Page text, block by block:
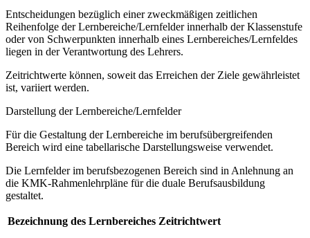
Entscheidungen bezüglich einer zweckmäßigen zeitlichen
Reihenfolge der Lernbereiche/Lernfelder innerhalb der Klassenstufe
oder von Schwerpunkten innerhalb eines Lernbereiches/Lernfeldes
liegen in der Verantwortung des Lehrers.
Zeitrichtwerte können, soweit das Erreichen der Ziele gewährleistet
ist, variiert werden.
Darstellung der Lernbereiche/Lernfelder
Für die Gestaltung der Lernbereiche im berufsübergreifenden
Bereich wird eine tabellarische Darstellungsweise verwendet.
Die Lernfelder im berufsbezogenen Bereich sind in Anlehnung an
die KMK-Rahmenlehrpläne für die duale Berufsausbildung
gestaltet.
Bezeichnung des Lernbereiches Zeitrichtwert